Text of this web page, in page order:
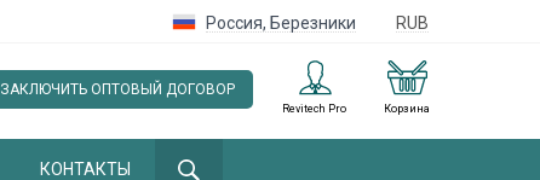
Россия, Березники RUB
Корзина
Revitech Pro
ЗАКЛЮЧИТЬ ОПТОВЫЙ ДОГОВОР
КОНТАКТЫ